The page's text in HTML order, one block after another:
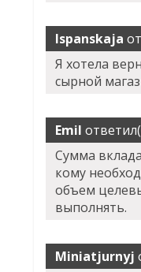
Ispanskaja
Я хотела
сырной
Emil
Сумма
кому
объем
выполнять.
Miniatjurnyj